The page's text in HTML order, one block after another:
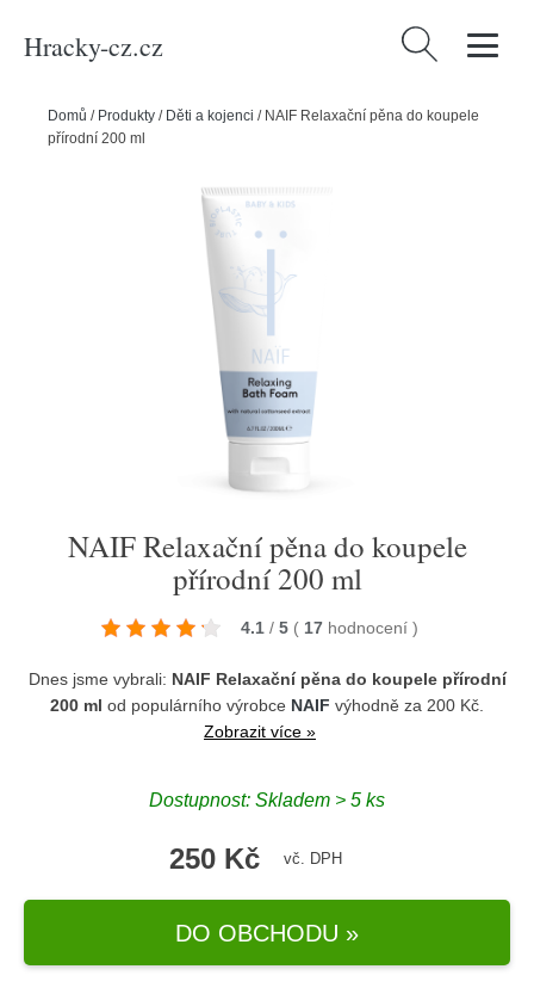
Hracky-cz.cz Vyhledávání
Domů / Produkty / Děti a kojenci / NAIF Relaxační pěna do koupele
přírodní 200 ml
NAIF Relaxační pěna do koupele
přírodní 200 ml
4.1 / 5 ( 17 hodnocení )
Dnes jsme vybrali: NAIF Relaxační pěna do koupele přírodní
200 ml od populárního výrobce NAIF výhodně za 200 Kč.
Zobrazit více »
Dostupnost: Skladem > 5 ks
250 Kč vč. DPH
DO OBCHODU »